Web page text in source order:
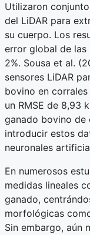
Utilizaron
del LiDAR para
su cuerpo. Los
error global de las
2%. Sousa et al.
sensores LiDAR
bovino en
un RMSE de 8,93
ganado bovino de
introducir estos
neuronales
En numerosos
medidas lineales
ganado,
morfológicas
Sin embargo, aún